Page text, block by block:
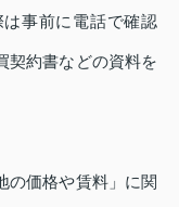
事前に電話で確認
契約書などの資料を
の価格や賃料」に関